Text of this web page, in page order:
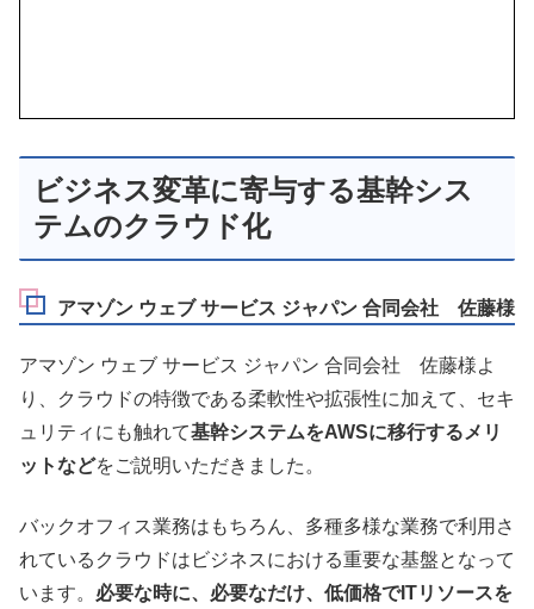
ビジネス変革に寄与する基幹シス
テムのクラウド化
アマゾン ウェブ サービス ジャパン 合同会社 佐藤様
アマゾン ウェブ サービス ジャパン 合同会社 佐藤様よ
り、クラウドの特徴である柔軟性や拡張性に加えて、セキ
ュリティにも触れて基幹システムをAWSに移行するメリ
ットなどをご説明いただきました。
バックオフィス業務はもちろん、多種多様な業務で利用さ
れているクラウドはビジネスにおける重要な基盤となって
います。 必要な時に、必要なだけ、低価格でITリソースを